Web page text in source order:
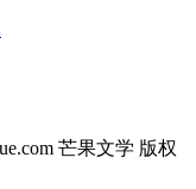
芒果文学 版权